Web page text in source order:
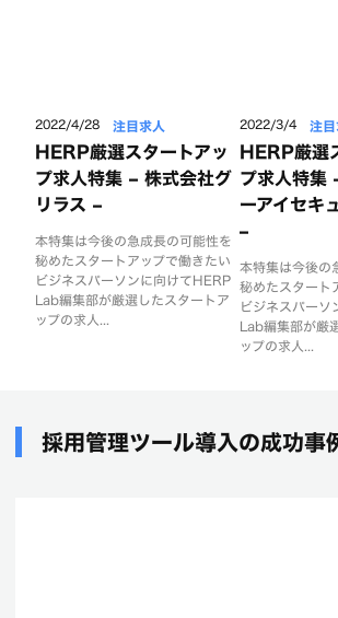
2022/4/28 注目求人
HERP厳選スタートアッ
プ求人特集 – 株式会社グ
リラス –
本特集は今後の急成長の可能性を
秘めたスタートアップで働きたい
ビジネスパーソンに向けてHERP
Lab編集部が厳選したスタートア
ップの求人...
2022/3/4 注
HERP厳選
プ求人特集
ーアイセキ
–
本特集は今後の
秘めたスタート
ビジネスパー
Lab編集部が厳
ップの求人...
採用管理ツール導入の成功事